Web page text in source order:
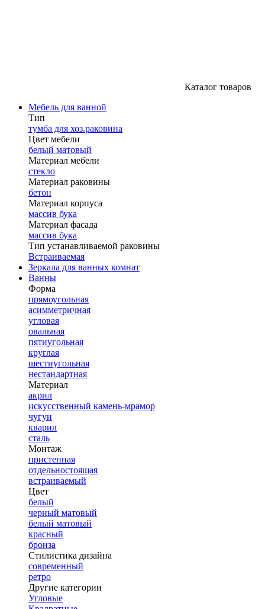
Каталог товаров
Мебель для ванной
Тип
тумба для хоз.раковина
Цвет мебели
белый матовый
Материал мебели
стекло
Материал раковины
бетон
Материал корпуса
массив бука
Материал фасада
массив бука
Тип устанавливаемой раковины
Встраиваемая
Зеркала для ванных комнат
Ванны
Форма
прямоугольная
асимметричная
угловая
овальная
пятиугольная
круглая
шестиугольная
нестандартная
Материал
акрил
искусственный камень-мрамор
чугун
кварил
сталь
Монтаж
пристенная
отдельностоящая
встраиваемый
Цвет
белый
черный матовый
белый матовый
красный
бронза
Стилистика дизайна
современный
ретро
Другие категории
Угловые